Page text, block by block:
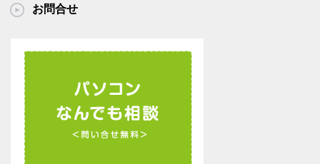
イ
お問合せ